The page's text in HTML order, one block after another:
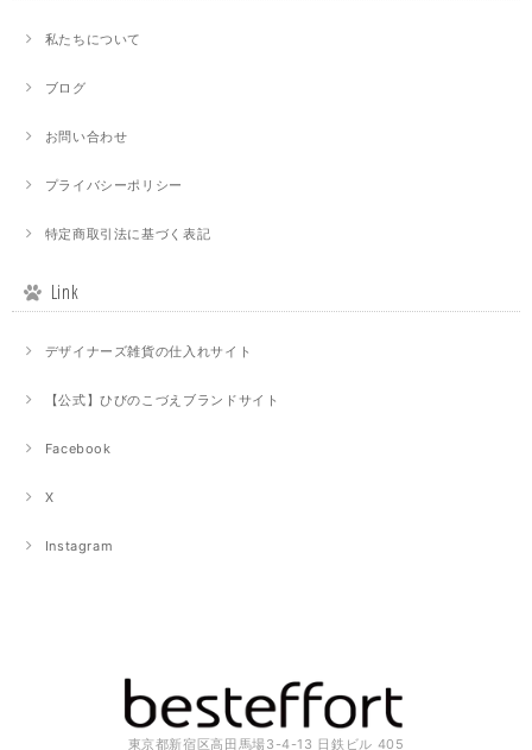
私たちについて
ブログ
お問い合わせ
プライバシーポリシー
特定商取引法に基づく表記
Link
デザイナーズ雑貨の仕入れサイト
【公式】ひびのこづえブランドサイト
Facebook
X
Instagram
東京都新宿区高田馬場3-4-13 日鉄ビル 405